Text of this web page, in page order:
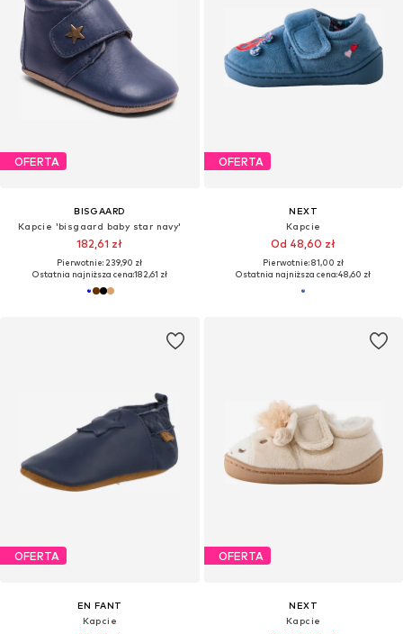
OFERTA
BISGAARD
Kapcie 'bisgaard baby star navy'
182,61 zł
Pierwotnie: 239,90 zł
Ostatnia najniższa cena:182,61 zł
OFERTA
NEXT
Kapcie
Od 48,60 zł
Pierwotnie: 81,00 zł
Ostatnia najniższa cena:48,60 zł
OFERTA
EN FANT
Kapcie
OFERTA
NEXT
Kapcie